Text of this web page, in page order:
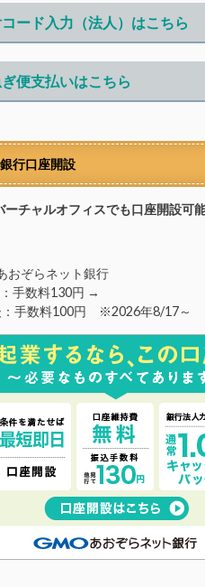
ード入力（法人）はこちら
便支払いはこちら
行口座開設
チャルオフィスでも口座開設可
おぞらネット銀行
手数料130円 →
：手数料100円 ※2026年8/17～